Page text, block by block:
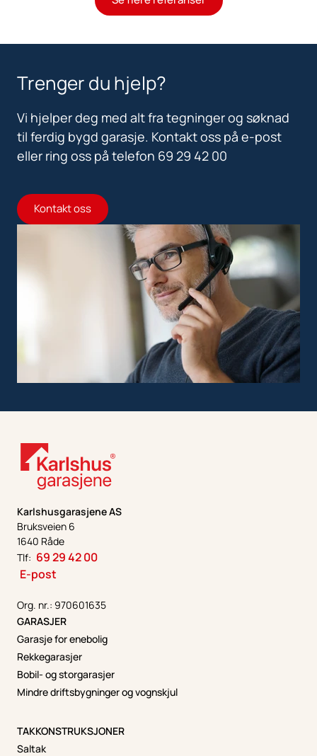
Trenger du hjelp?
Vi hjelper deg med alt fra tegninger og søknad
til ferdig bygd garasje. Kontakt oss på e-post
eller ring oss på telefon 69 29 42 00
Kontakt oss
Karlshusgarasjene AS
Bruksveien 6
1640 Råde
Tlf: 69 29 42 00
E-post
Org. nr.: 970601635
GARASJER
Garasje for enebolig
Rekkegarasjer
Bobil- og storgarasjer
Mindre driftsbygninger og vognskjul
TAKKONSTRUKSJONER
Saltak